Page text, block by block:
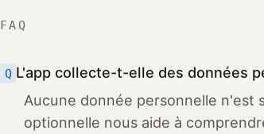
FAQ
L'app collecte-t-elle des données
Aucune donnée personnelle n'est
optionnelle nous aide à